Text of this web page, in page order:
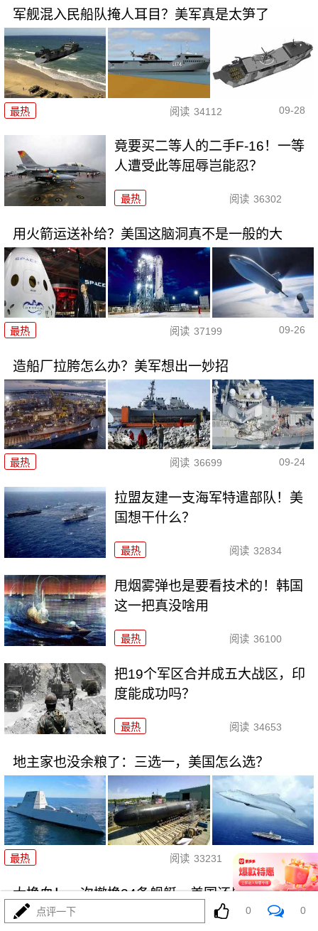
军舰混入民船队掩人耳目？美军真是太笋了
最热 阅读 34112 09-28
竟要买二等人的二手F-16！一等
人遭受此等屈辱岂能忍？
最热 阅读 36302
用火箭运送补给？美国这脑洞真不是一般的大
最热 阅读 37199 09-26
造船厂拉胯怎么办？美军想出一妙招
最热 阅读 36699 09-24
拉盟友建一支海军特遣部队！美
国想干什么？
最热 阅读 32834
甩烟雾弹也是要看技术的！韩国
这一把真没啥用
最热 阅读 36100
把19个军区合并成五大战区，印
度能成功吗？
最热 阅读 34653
地主家也没余粮了：三选一，美国怎么选？
最热 阅读 33231 09-16
大换血！一次撤换24条舰艇，美国还是真有钱
点评一下 0 0